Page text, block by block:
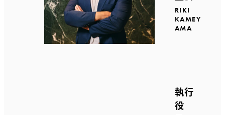
RIKI
KAMEY
AMA
執行
役